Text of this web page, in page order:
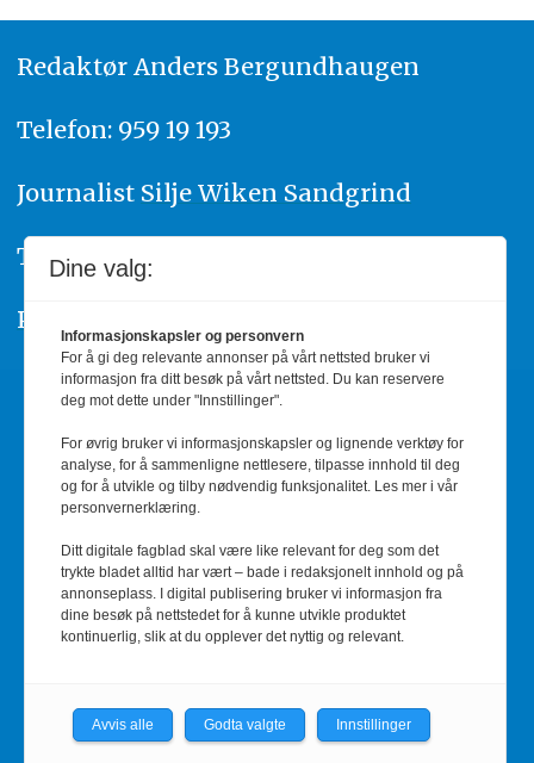
Redaktør Anders Bergundhaugen
Telefon: 959 19 193
Journalist Silje Wiken Sandgrind
Telefon: 755 53 856
Personvern/Cookies
Informasjon og priser
Kontakt oss
red@barnehage.no
RSS-feed
Facebook
Dine valg:
Informasjonskapsler og personvern
For å gi deg relevante annonser på vårt nettsted bruker vi
informasjon fra ditt besøk på vårt nettsted. Du kan reservere
deg mot dette under "Innstillinger".
For øvrig bruker vi informasjonskapsler og lignende verktøy for
analyse, for å sammenligne nettlesere, tilpasse innhold til deg
og for å utvikle og tilby nødvendig funksjonalitet. Les mer i vår
personvernerklæring.
Ditt digitale fagblad skal være like relevant for deg som det
trykte bladet alltid har vært – bade i redaksjonelt innhold og på
annonseplass. I digital publisering bruker vi informasjon fra
dine besøk på nettstedet for å kunne utvikle produktet
kontinuerlig, slik at du opplever det nyttig og relevant.
Avvis alle Godta valgte Innstillinger